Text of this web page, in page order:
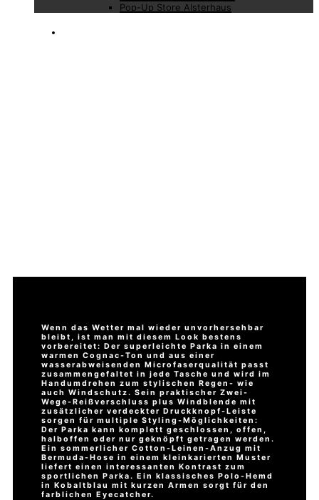
Pop-Up Store Alsterhaus
Wenn das Wetter mal wieder unvorhersehbar
bleibt, ist man mit diesem Look bestens
vorbereitet: Der superleichte Parka in einem
warmen Cognac-Ton und aus einer
wasserabweisenden Microfaserqualität passt
zusammengefaltet in jede Tasche und wird im
Handumdrehen zum stylischen Regen- wie
auch Windschutz. Sein praktischer Zwei-
Wege-Reißverschluss plus Windblende mit
zusätzlicher verdeckter Druckknopf-Leiste
sorgen für multiple Styling-Möglichkeiten:
Der Parka kann komplett geschlossen, offen,
halboffen oder nur geknöpft getragen werden.
Ein sommerlicher Cotton-Leinen-Anzug mit
Bermuda-Hose in einem kleinkarierten Muster
liefert einen interessanten Kontrast zum
sportlichen Parka. Ein klassisches Polo-Hemd
in Kobaltblau mit kurzen Armen sorgt für den
farblichen Eyecatcher.